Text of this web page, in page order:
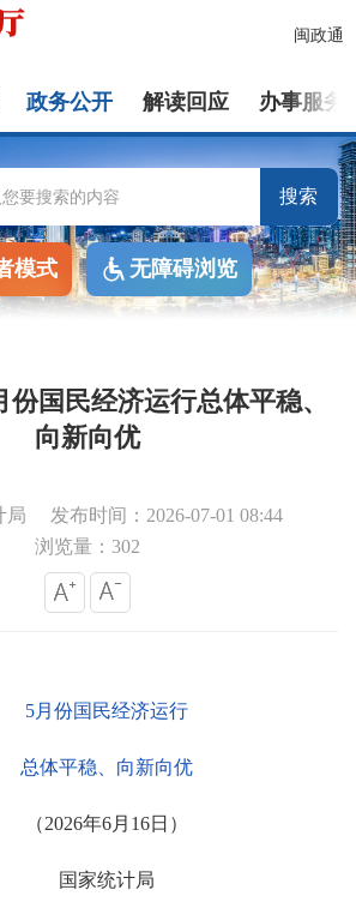
闽政通
政务公开 解读回应 办事服务
搜索
模式 无障碍浏览
国民经济运行总体平稳、
向新向优
局
发布时间：2026-07-01 08:44
浏览量：302
5月份国民经济运行
总体平稳、向新向优
（2026年6月16日）
国家统计局